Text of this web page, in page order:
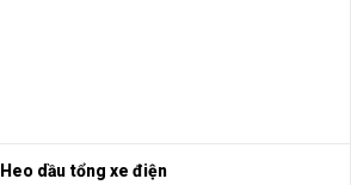
Heo dầu tổng xe điện